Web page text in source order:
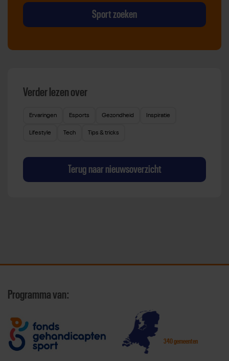
Sport zoeken
Verder lezen over
Ervaringen Esports Gezondheid Inspiratie
Lifestyle Tech Tips & tricks
Terug naar nieuwsoverzicht
Programma van:
340 gemeenten